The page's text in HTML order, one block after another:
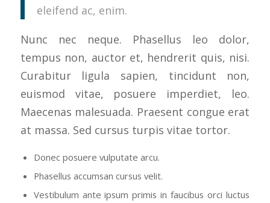
eleifend ac, enim.
Nunc nec neque. Phasellus leo dolor,
tempus non, auctor et, hendrerit quis, nisi.
Curabitur ligula sapien, tincidunt non,
euismod vitae, posuere imperdiet, leo.
Maecenas malesuada. Praesent congue erat
at massa. Sed cursus turpis vitae tortor.
Donec posuere vulputate arcu.
Phasellus accumsan cursus velit.
Vestibulum ante ipsum primis in faucibus orci luctus